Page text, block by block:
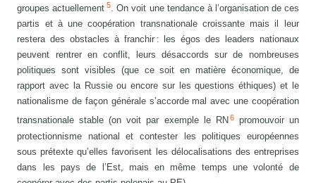
groupes actuellement5. On voit une tendance à l’organisation de ces
partis et à une coopération transnationale croissante mais il leur
restera des obstacles à franchir : les égos des leaders nationaux
peuvent rentrer en conflit, leurs désaccords sur de nombreuses
politiques sont visibles (que ce soit en matière économique, de
rapport avec la Russie ou encore sur les questions éthiques) et le
nationalisme de façon générale s’accorde mal avec une coopération
transnationale stable (on voit par exemple le RN6promouvoir un
protectionnisme national et contester les politiques européennes
sous prétexte qu’elles favorisent les délocalisations des entreprises
dans les pays de l’Est, mais en même temps une volonté de